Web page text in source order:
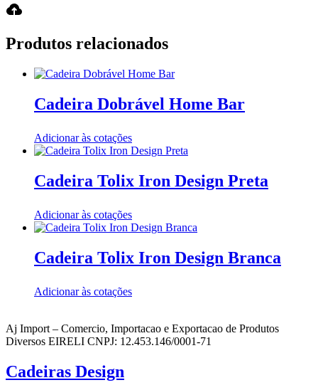
Produtos relacionados
Cadeira Dobrável Home Bar
Adicionar às cotações
Cadeira Tolix Iron Design Preta
Adicionar às cotações
Cadeira Tolix Iron Design Branca
Adicionar às cotações
Aj Import – Comercio, Importacao e Exportacao de Produtos
Diversos EIRELI CNPJ: 12.453.146/0001-71
Cadeiras Design